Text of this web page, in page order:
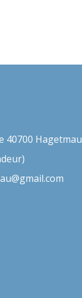
40700 Hagetmau